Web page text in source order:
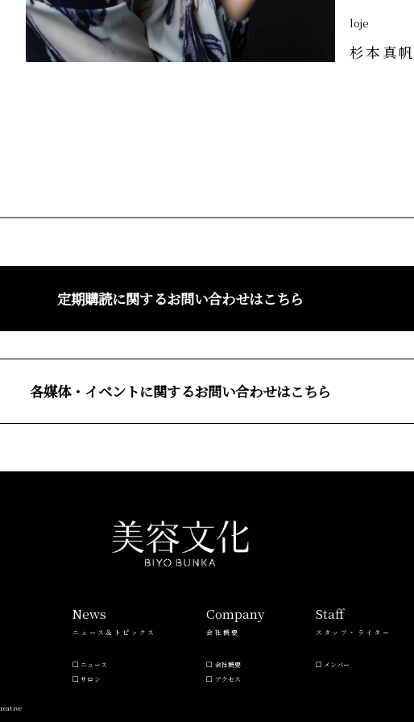
loje
杉本真帆
定期購読に関するお問い合わせはこちら
各媒体・イベントに関するお問い合わせはこちら
News
ニュース＆トピックス
ニュース
サロン
Company
会社概要
会社概要
アクセス
Staff
スタッフ・ライター
メンバー